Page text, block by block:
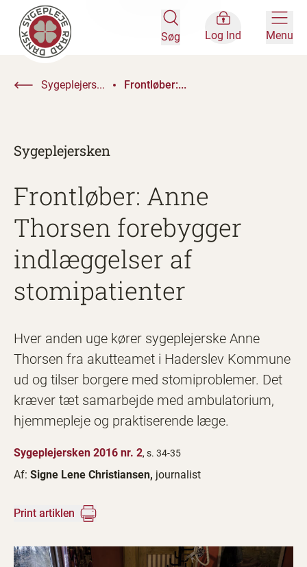
Søg Log Ind Menu
Sygeplejers... Frontløber:...
Sygeplejersken
Frontløber: Anne
Thorsen forebygger
indlæggelser af
stomipatienter
Hver anden uge kører sygeplejerske Anne
Thorsen fra akutteamet i Haderslev Kommune
ud og tilser borgere med stomiproblemer. Det
kræver tæt samarbejde med ambulatorium,
hjemmepleje og praktiserende læge.
Sygeplejersken 2016 nr. 2, s. 34-35
Af: Signe Lene Christiansen, journalist
Print artiklen